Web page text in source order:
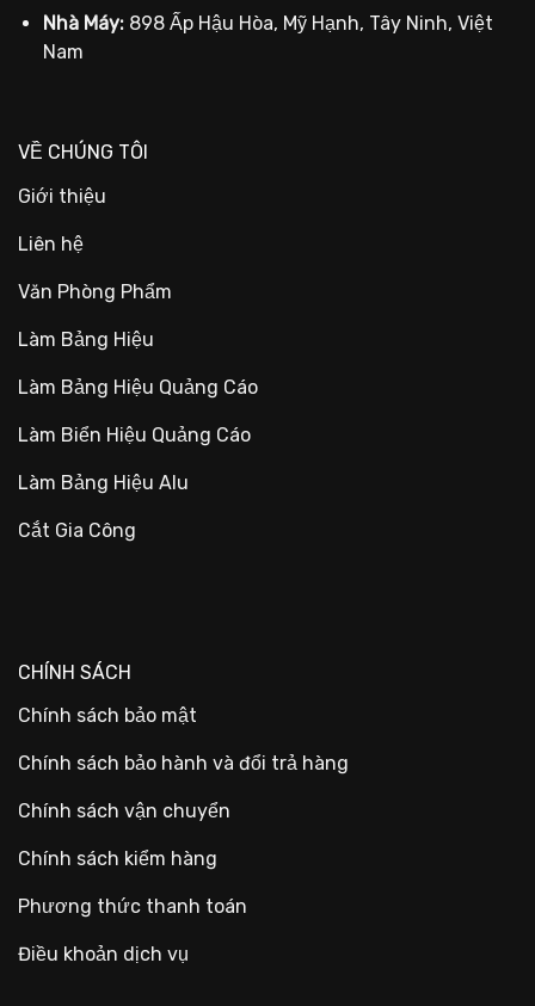
Nhà Máy: 898 Ấp Hậu Hòa, Mỹ Hạnh, Tây Ninh, Việt
Nam
VỀ CHÚNG TÔI
Giới thiệu
Liên hệ
Văn Phòng Phẩm
Làm Bảng Hiệu
Làm Bảng Hiệu Quảng Cáo
Làm Biển Hiệu Quảng Cáo
Làm Bảng Hiệu Alu
Cắt Gia Công
CHÍNH SÁCH
Chính sách bảo mật
Chính sách bảo hành và đổi trả hàng
Chính sách vận chuyển
Chính sách kiểm hàng
Phương thức thanh toán
Điều khoản dịch vụ